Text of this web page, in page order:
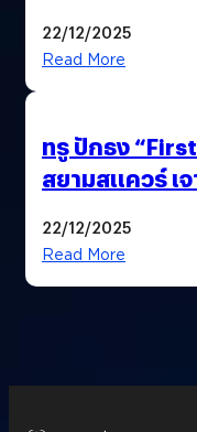
22/12/2025
Read More
ทรู ปักธง
สยามสแควร์ เจ
ยุคถัดไป
22/12/2025
Read More